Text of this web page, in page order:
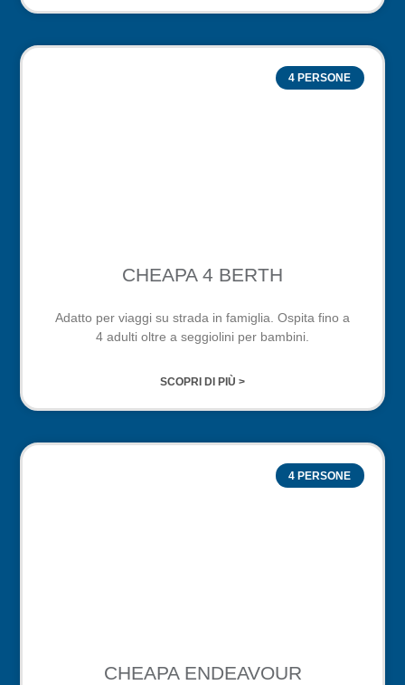
4 PERSONE
CHEAPA 4 BERTH
Adatto per viaggi su strada in famiglia. Ospita fino a
4 adulti oltre a seggiolini per bambini.
SCOPRI DI PIÙ >
4 PERSONE
CHEAPA ENDEAVOUR